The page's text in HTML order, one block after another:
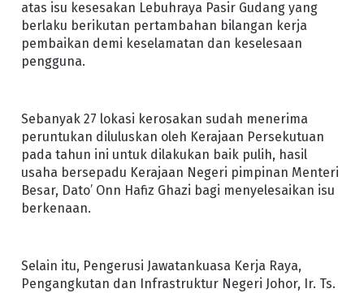
atas isu kesesakan Lebuhraya Pasir Gudang yang
berlaku berikutan pertambahan bilangan kerja
pembaikan demi keselamatan dan keselesaan
pengguna.
Sebanyak 27 lokasi kerosakan sudah menerima
peruntukan diluluskan oleh Kerajaan Persekutuan
pada tahun ini untuk dilakukan baik pulih, hasil
usaha bersepadu Kerajaan Negeri pimpinan Menteri
Besar, Dato’ Onn Hafiz Ghazi bagi menyelesaikan isu
berkenaan.
Selain itu, Pengerusi Jawatankuasa Kerja Raya,
Pengangkutan dan Infrastruktur Negeri Johor, Ir. Ts.